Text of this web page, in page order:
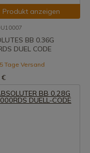
Produkt anzeigen
BB 0.36G
DUEL CODE
Tage Versand
€